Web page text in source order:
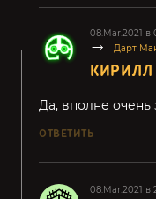
08.Mar.2021 в
Дарт
КИРИЛЛ
Да, вполне очень
ОТВЕТИТЬ
08.Mar.2021 в